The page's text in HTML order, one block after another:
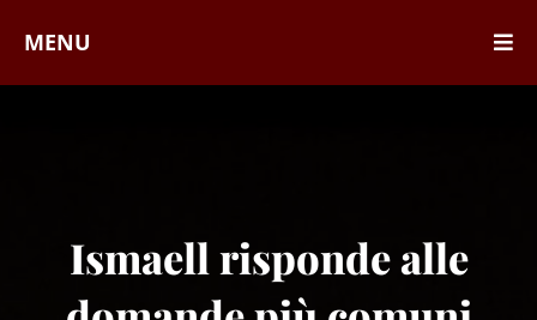
MENU
Ismaell risponde alle